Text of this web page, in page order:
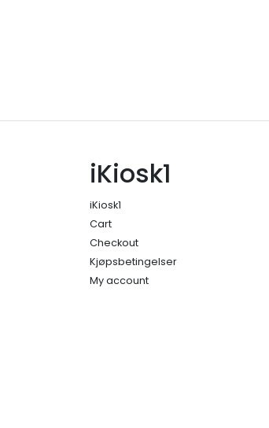
iKiosk1
iKiosk1
Cart
Checkout
Kjøpsbetingelser
My account